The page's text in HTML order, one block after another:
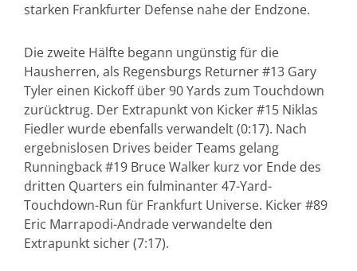
starken Frankfurter Defense nahe der Endzone.
Die zweite Hälfte begann ungünstig für die
Hausherren, als Regensburgs Returner #13 Gary
Tyler einen Kickoff über 90 Yards zum Touchdown
zurücktrug. Der Extrapunkt von Kicker #15 Niklas
Fiedler wurde ebenfalls verwandelt (0:17). Nach
ergebnislosen Drives beider Teams gelang
Runningback #19 Bruce Walker kurz vor Ende des
dritten Quarters ein fulminanter 47-Yard-
Touchdown-Run für Frankfurt Universe. Kicker #89
Eric Marrapodi-Andrade verwandelte den
Extrapunkt sicher (7:17).